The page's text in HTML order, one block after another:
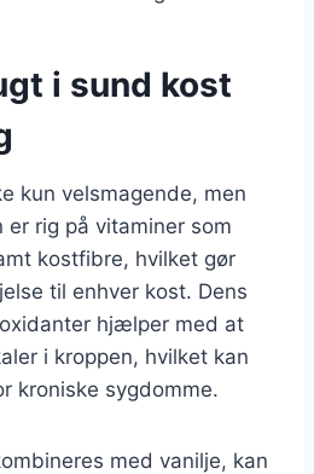
i sund kost
kun velsmagende, men
rig på vitaminer som
kostfibre, hvilket gør
til enhver kost. Dens
hjælper med at
i kroppen, hvilket kan
kroniske sygdomme.
med vanilje, kan